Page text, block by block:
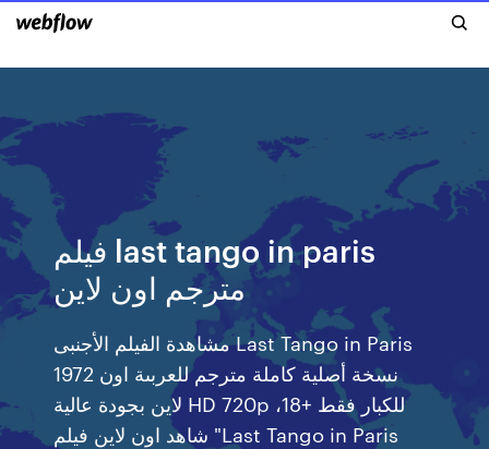
فيلم last tango in paris
مترجم اون لاين
مشاهدة الفيلم الأجنبى Last Tango in Paris
1972 نسخة أصلية كاملة مترجم للعربىة اون
لاين بجودة عالية HD 720p للكبار فقط +18،
شاهد اون لاين فيلم "Last Tango in Paris